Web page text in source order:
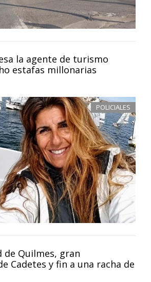
la agente de turismo
estafas millonarias
POLICIALES
de Quilmes, gran
Cadetes y fin a una racha de